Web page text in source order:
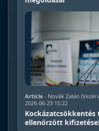
Article · Novák Zalán
2026-06-23 15:22
Kockázatcsökkentés
ellenőrzött